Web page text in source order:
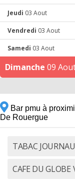
Jeudi 03 Aout
Vendredi 03 Aout
Samedi 03 Aout
Dimanche 09
Bar pmu à
De Rouergue
TABAC
CAFE DU GLOBE